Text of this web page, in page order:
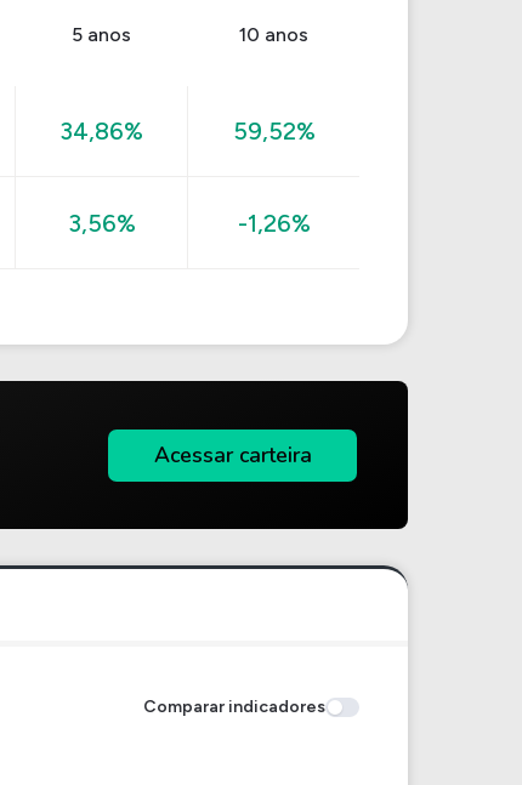
5 anos 10 anos
34,86% 59,52%
3,56% -1,26%
Acessar carteira
Comparar indicadores